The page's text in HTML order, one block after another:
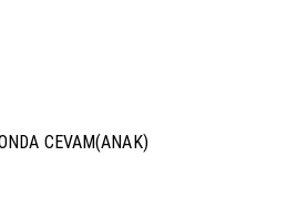
CEVAM(ANAK)